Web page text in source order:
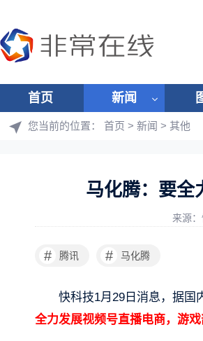
首页 新闻
您当前的位置： 首页 > 新闻 > 其他
马化腾：要全
来源
# 腾讯 # 马化腾
快科技1月29日消息，据国
全力发展视频号直播电商，游戏